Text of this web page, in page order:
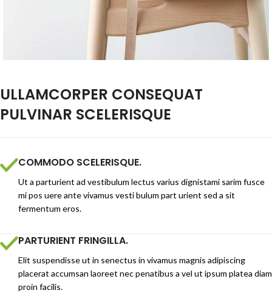
ULLAMCORPER CONSEQUAT
PULVINAR SCELERISQUE
COMMODO SCELERISQUE.
Ut a parturient ad vestibulum lectus varius dignistami sarim fusce
mi pos uere ante vivamus vesti bulum part urient sed a sit
fermentum eros.
PARTURIENT FRINGILLA.
Elit suspendisse ut in senectus in vivamus magnis adipiscing
placerat accumsan laoreet nec penatibus a vel ut ipsum platea diam
proin facilis.